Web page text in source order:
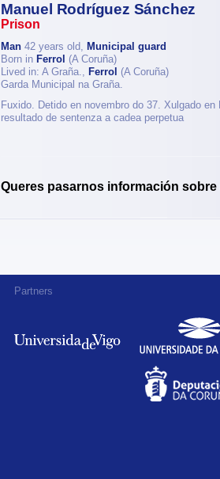
Manuel Rodríguez Sánchez
Prison
Man 42 years old, Municipal guard
Born in Ferrol (A Coruña)
Lived in: A Graña., Ferrol (A Coruña)
Garda Municipal na Graña.
Fuxido. Detido en novembro do 37. Xulgado
resultado de sentenza a cadea perpetua
Queres pasarnos información sobre
Partners